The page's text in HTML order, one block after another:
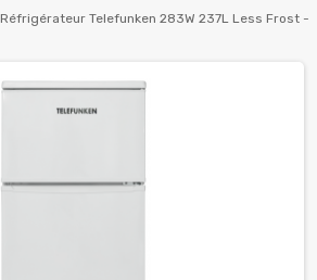
Réfrigérateur Telefunken 283W 237L Less Frost -